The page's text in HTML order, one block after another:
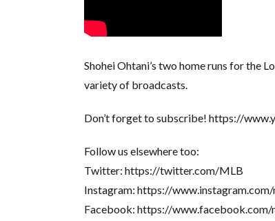
Shohei Ohtani’s two home runs for the
variety of broadcasts.
Don’t forget to subscribe! https://
Follow us elsewhere too:
Twitter: https://twitter.com/MLB
Instagram: https://
Facebook: https://www.facebook.com/